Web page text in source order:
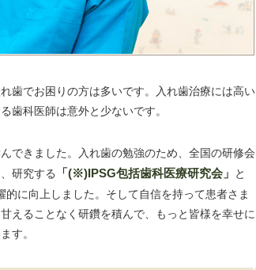
歯でお困りの方は多いです。入れ歯治療には高い
歯科医師は意外と少ないです。
できました。入れ歯の勉強のため、全国の研修会
研究する
「(※)IPSG包括歯科医療研究会」
と
に向上しました。そして自信を持って患者さま
えることなく研鑽を積んで、もっと皆様を幸せに
す。